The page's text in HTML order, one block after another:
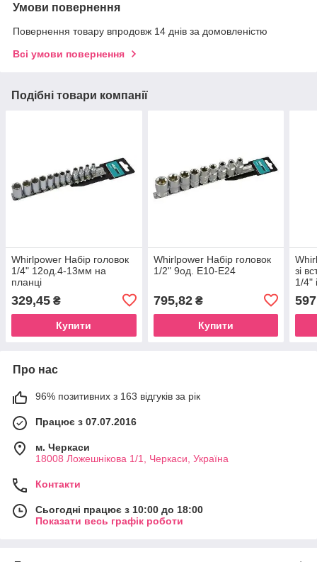
Умови повернення
Повернення товару впродовж 14 днів за домовленістю
Всі умови повернення
Подібні товари компанії
Whirlpower Набір головок
1/4" 12од.4-13мм на
планці
329,45 ₴
Купити
Whirlpower Набір головок
1/2" 9од. Е10-Е24
795,82₴
Купити
зі
1/4"
Про нас
96% позитивних з 163 відгуків за рік
Працює з 07.07.2016
м. Черкаси
18008 Ложешнікова 1/1, Черкаси, Україна
Контакти
Сьогодні працює з 10:00 до 18:00
Показати весь графік роботи